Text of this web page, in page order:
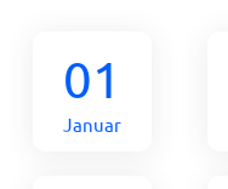
01
Januar